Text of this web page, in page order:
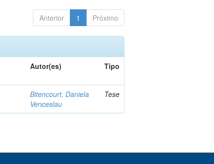
Anterior 1 Próximo
Autor(es) Tipo
Bitencourt, Daniela
Venceslau
Tese